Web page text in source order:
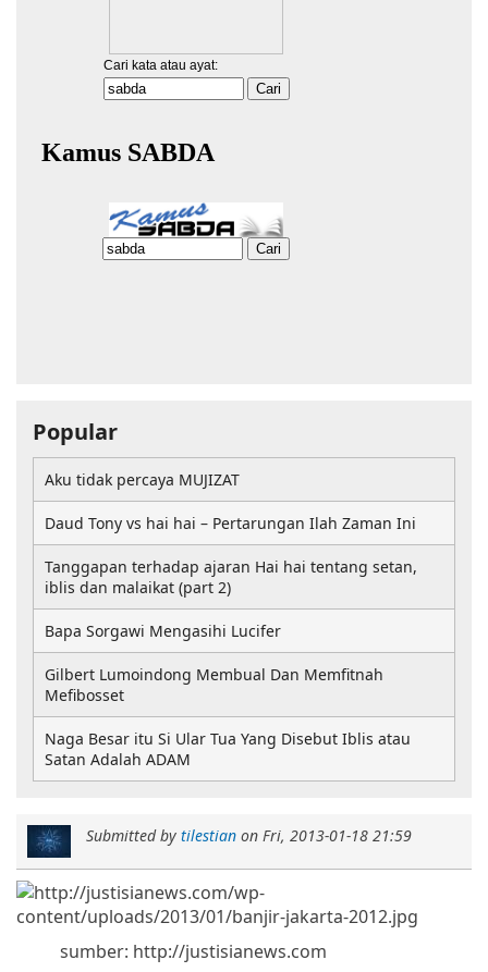
Submitted by tilestian on Fri, 2013-01-18 21:59
sumber: http://justisianews.com
Popular
Aku tidak percaya MUJIZAT
Daud Tony vs hai hai – Pertarungan Ilah Zaman Ini
Tanggapan terhadap ajaran Hai hai tentang setan,
iblis dan malaikat (part 2)
Bapa Sorgawi Mengasihi Lucifer
Gilbert Lumoindong Membual Dan Memfitnah
Mefibosset
Naga Besar itu Si Ular Tua Yang Disebut Iblis atau
Satan Adalah ADAM